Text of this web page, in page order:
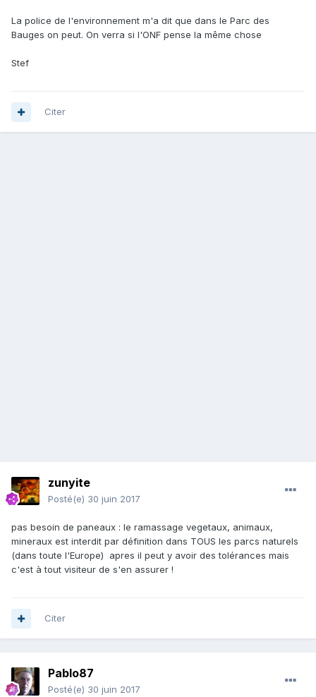
La police de l'environnement m'a dit que dans le Parc des
Bauges on peut. On verra si l'ONF pense la même chose
Stef
Citer
zunyite
Posté(e) 30 juin 2017
pas besoin de paneaux : le ramassage vegetaux, animaux,
mineraux est interdit par définition dans TOUS les parcs naturels
(dans toute l'Europe) apres il peut y avoir des tolérances mais
c'est à tout visiteur de s'en assurer !
Citer
Pablo87
Posté(e) 30 juin 2017